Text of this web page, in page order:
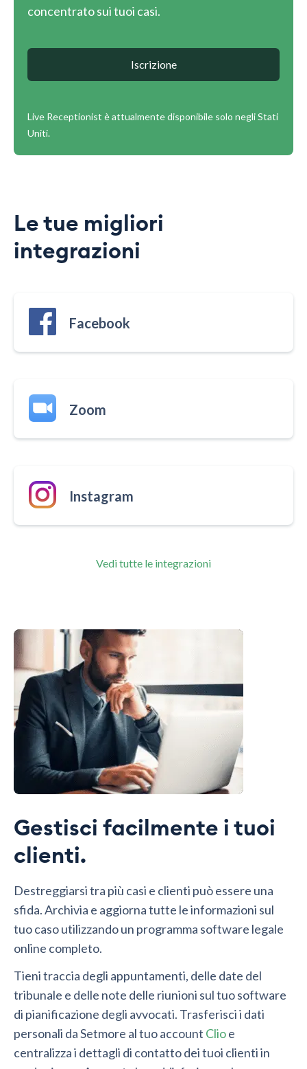
concentrato sui tuoi casi.
Iscrizione
Live Receptionist è attualmente disponibile solo negli Stati
Uniti.
Le tue migliori
integrazioni
Facebook
Zoom
Instagram
Vedi tutte le integrazioni
Gestisci facilmente i tuoi
clienti.
Destreggiarsi tra più casi e clienti può essere una
sfida. Archivia e aggiorna tutte le informazioni sul
tuo caso utilizzando un programma software legale
online completo.
Tieni traccia degli appuntamenti, delle date del
tribunale e delle note delle riunioni sul tuo software
di pianificazione degli avvocati. Trasferisci i dati
personali da Setmore al tuo account Clioe
centralizza i dettagli di contatto dei tuoi clienti in